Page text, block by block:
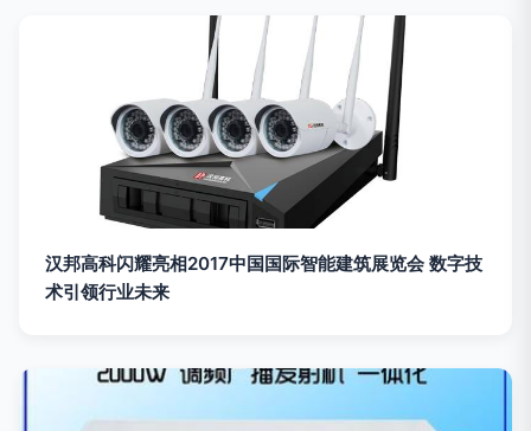
汉邦高科闪耀亮相2017中国国际智能建筑展览会 数字技
术引领行业未来